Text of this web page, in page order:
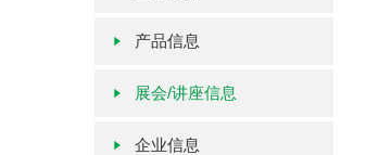
产品信息
展会/讲座信息
企业信息